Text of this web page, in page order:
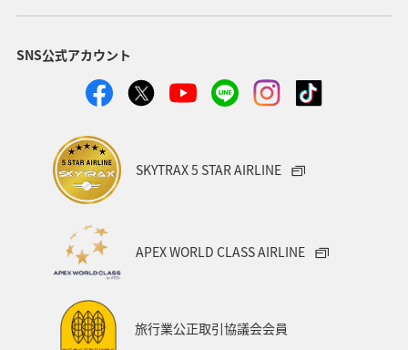
ワーケーション 知床 鹿児島県
日本の歴史・文化・芸術
シドニー 広島県 春
ロウニンアジ（GT）
岩手県 秋田県
SNS公式アカウント
SKYTRAX 5 STAR AIRLINE
APEX WORLD CLASS AIRLINE
旅行業公正取引協議会会員